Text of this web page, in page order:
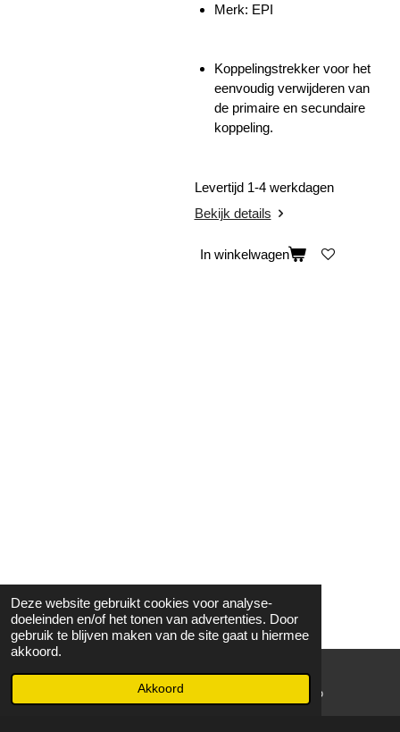
Deze website gebruikt cookies voor analyse-
doeleinden en/of het tonen van advertenties. Door
gebruik te blijven maken van de site gaat u hiermee
akkoord.
Akkoord
Merk: EPI
Koppelingstrekker voor het
eenvoudig verwijderen van
de primaire en secundaire
koppeling.
Levertijd 1-4 werkdagen
Bekijk details
In winkelwagen
WhatsApp